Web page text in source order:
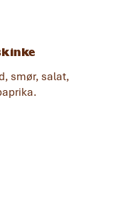
smør, salat,